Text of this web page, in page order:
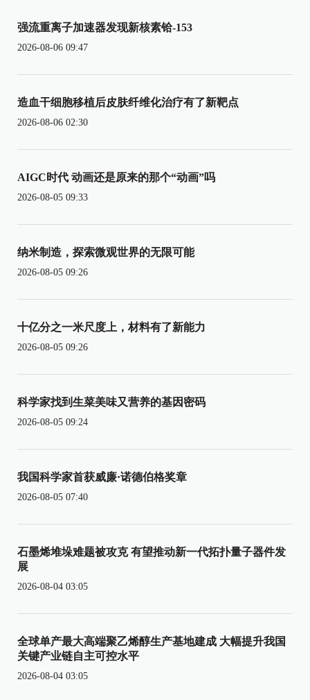
强流重离子加速器发现新核素铪-153
2026-08-06 09:47
造血干细胞移植后皮肤纤维化治疗有了新靶点
2026-08-06 02:30
AIGC时代 动画还是原来的那个“动画”吗
2026-08-05 09:33
纳米制造，探索微观世界的无限可能
2026-08-05 09:26
十亿分之一米尺度上，材料有了新能力
2026-08-05 09:26
科学家找到生菜美味又营养的基因密码
2026-08-05 09:24
我国科学家首获威廉·诺德伯格奖章
2026-08-05 07:40
石墨烯堆垛难题被攻克 有望推动新一代拓扑量子器件发
展
2026-08-04 03:05
全球单产最大高端聚乙烯醇生产基地建成 大幅提升我国
关键产业链自主可控水平
2026-08-04 03:05